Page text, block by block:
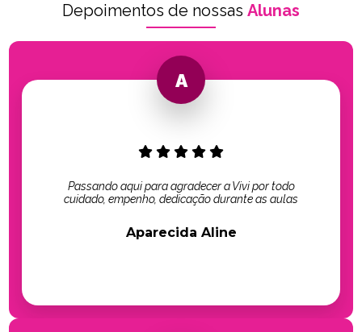
Depoimentos de nossas Alunas
Passando aqui para agradecer a Vivi por todo
cuidado, empenho, dedicação durante as aulas
Aparecida Aline